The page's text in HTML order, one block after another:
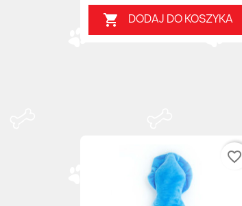
 DODAJ DO KOSZYKA
favorite_border